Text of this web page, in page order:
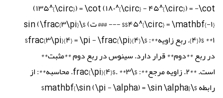
(۱۳۵^{\circ}) = \cot (۱۸۰^{\circ} - ۴۵^{\circ}) = -\cot
۴۵^{\circ} = \mathbf{-۱}$$ --- ### ت) $\sin (\frac{۳\pi}
{۴})$ **۱. ربع زاویه**: $\frac{۳\pi}{۴} = \pi - \frac{\pi}{۴}$
در ربع **دوم** قرار دارد. سینوس در ربع دوم **مثبت**
است. **۲. زاویه مرجع**: $\frac{\pi}{۴}$. **۳. محاسبه**: از
رابطه $\mathbf{\sin (\pi - \alpha) = \sin \alpha}$